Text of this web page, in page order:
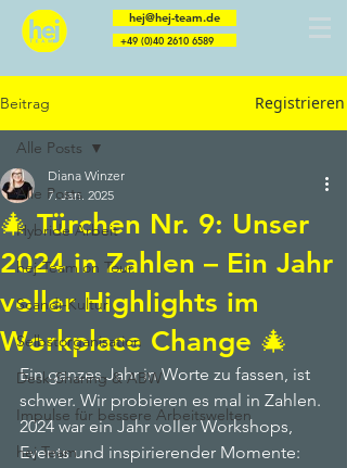
hej@hej-team.de
+49 (0)40 2610 6589
Berater | Trainer | Coaches | Speaker | Menschen
Beitrag Registrieren
Alle Posts
Hybride Arbeit
hej-Team on Tour
Scandi-Kultur
Selbstorganisation
Desk-Sharing & ABW
Impulse für bessere Arbeitswelten
hej Team
Alle Posts
🎄 Türchen Nr. 9: Unser
2024 in Zahlen – Ein Jahr
voller Highlights im
Workplace Change 🎄
Diana Winzer
7. Jan. 2025
Ein ganzes Jahr in Worte zu fassen, ist
schwer. Wir probieren es mal in Zahlen.
2024 war ein Jahr voller Workshops,
Events und inspirierender Momente: